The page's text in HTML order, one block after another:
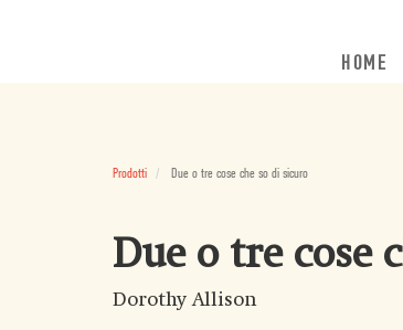
HOME
Prodotti Due o tre cose che so di sicuro
Due o tre cose
Dorothy Allison